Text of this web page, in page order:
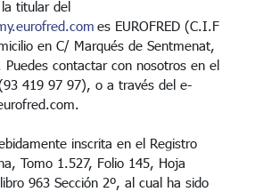
titular del
es EUROFRED (C.I.F
en C/ Marqués de Sentmenat,
Puedes contactar con nosotros en el
419 97 97), o a través del e-
inscrita en el Registro
Tomo 1.527, Folio 145, Hoja
963 Sección 2º, al cual ha sido